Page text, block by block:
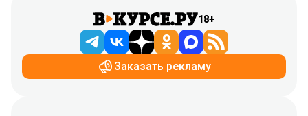
18+
Заказать рекламу